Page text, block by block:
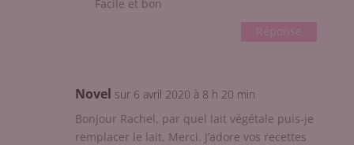
Facile et bon
Réponse
Novel sur 6 avril 2020 à 8 h 20 min
Bonjour Rachel, par quel lait végétale puis-je
remplacer le lait. Merci. J’adore vos recettes